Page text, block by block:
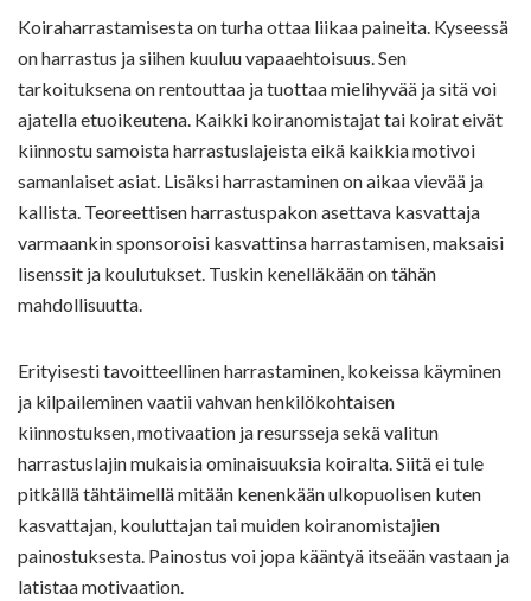
Koiraharrastamisesta on turha ottaa liikaa paineita. Kyseessä
on harrastus ja siihen kuuluu vapaaehtoisuus. Sen
tarkoituksena on rentouttaa ja tuottaa mielihyvää ja sitä voi
ajatella etuoikeutena. Kaikki koiranomistajat tai koirat eivät
kiinnostu samoista harrastuslajeista eikä kaikkia motivoi
samanlaiset asiat. Lisäksi harrastaminen on aikaa vievää ja
kallista. Teoreettisen harrastuspakon asettava kasvattaja
varmaankin sponsoroisi kasvattinsa harrastamisen, maksaisi
lisenssit ja koulutukset. Tuskin kenelläkään on tähän
mahdollisuutta.
Erityisesti tavoitteellinen harrastaminen, kokeissa käyminen
ja kilpaileminen vaatii vahvan henkilökohtaisen
kiinnostuksen, motivaation ja resursseja sekä valitun
harrastuslajin mukaisia ominaisuuksia koiralta. Siitä ei tule
pitkällä tähtäimellä mitään kenenkään ulkopuolisen kuten
kasvattajan, kouluttajan tai muiden koiranomistajien
painostuksesta. Painostus voi jopa kääntyä itseään vastaan ja
latistaa motivaation.